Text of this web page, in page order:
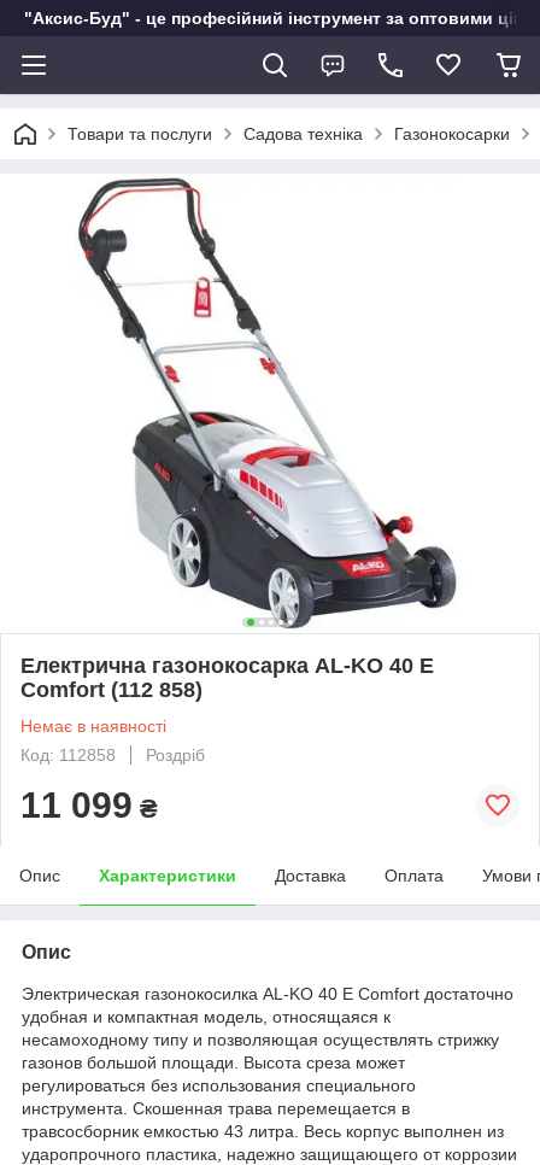
"Аксис-Буд" - це професійний інструмент за оптовими
Товари та послуги Садова техніка Газонокосарки
Електрична газонокосарка AL-KO 40 E
Comfort (112 858)
Немає в наявності
Код: 112858
Роздріб
11 099 ₴
Опис Характеристики Доставка Оплата Умови
Опис
Электрическая газонокосилка AL-KO 40 E Comfort достаточно
удобная и компактная модель, относящаяся к
несамоходному типу и позволяющая осуществлять стрижку
газонов большой площади. Высота среза может
регулироваться без использования специального
инструмента. Скошенная трава перемещается в
травсосборник емкостью 43 литра. Весь корпус выполнен из
ударопрочного пластика, надежно защищающего от коррозии